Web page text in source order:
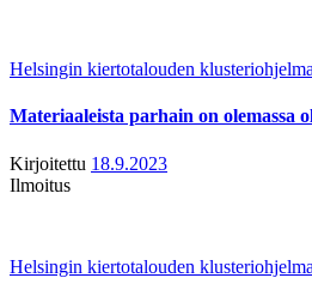
Helsingin kiertotalouden klusteriohjelma
Materiaaleista parhain on olemassa
Kirjoitettu 18.9.2023
Ilmoitus
Helsingin kiertotalouden klusteriohjelma